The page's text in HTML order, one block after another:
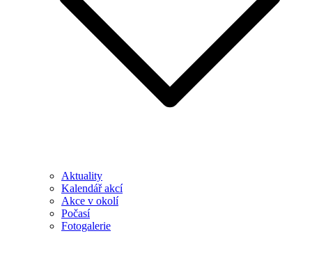
Aktuality
Kalendář akcí
Akce v okolí
Počasí
Fotogalerie